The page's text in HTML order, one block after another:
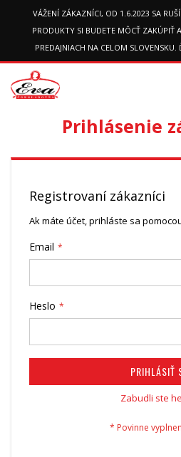
VÁŽENÍ ZÁKAZNÍCI, OD 1.6.2023 SA
PRODUKTY SI BUDETE MÔCŤ ZAKÚPIŤ
PREDAJNIACH NA CELOM
Preskočiť
k
obsahu
Prihlásenie
Registrovaní zákazníci
Ak máte účet, prihláste sa
Email
Heslo
PRIHLÁSIŤ
Zabudli ste